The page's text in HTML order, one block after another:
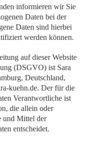
informieren wir Sie
Daten bei der
Daten sind hierbei
werden können.
auf dieser Website
(DSGVO) ist Sara
Deutschland,
kuehn.de. Der für die
Verantwortliche ist
die allein oder
und Mittel der
entscheidet.